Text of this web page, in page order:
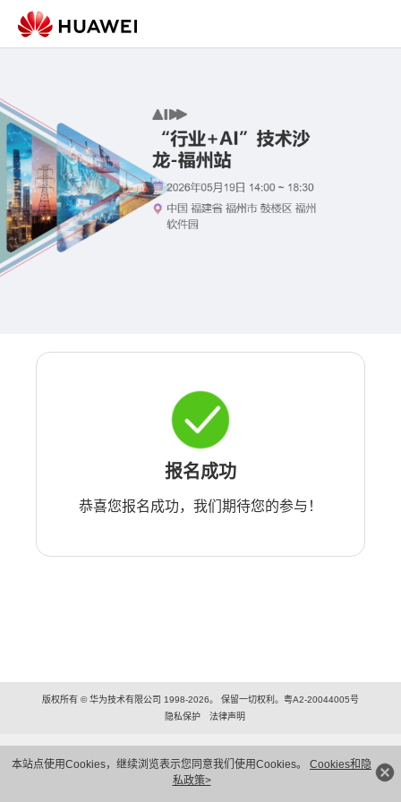
本站点使用Cookies，继续浏览表示您同意我们使用Cookies。 Cookies和隐
私政策>
报名成功
恭喜您报名成功，我们期待您的参与！
版权所有 © 华为技术有限公司 1998-2026。 保留一切权利。粤A2-20044005号
隐私保护
法律声明